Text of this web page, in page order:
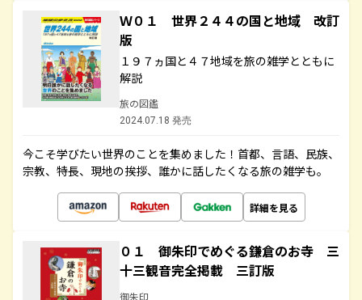
Ｗ０１ 世界２４４の国と地域 改訂
版
１９７ヵ国と４７地域を旅の雑学とともに
解説
旅の図鑑
2024.07.18 発売
今こそ学びたい世界のことを集めました！首都、言語、民族、
宗教、特長、現地の挨拶、誰かに話したくなる旅の雑学も。
詳細を見る
０１ 御朱印でめぐる鎌倉のお寺 三
十三観音完全掲載 三訂版
御朱印